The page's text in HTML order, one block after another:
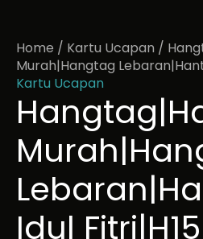
Home / Kartu Ucapan /
Murah|Hangtag
Kartu Ucapan
Idul